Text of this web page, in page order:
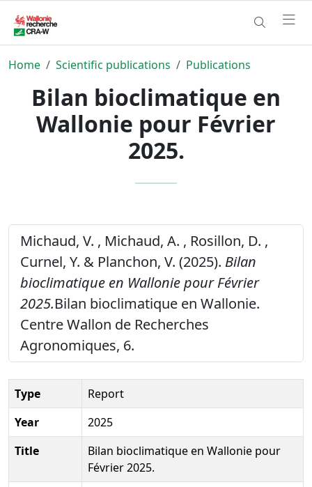
Home Scientific publications Publications
Bilan bioclimatique en
Wallonie pour Février
2025.
Michaud, V. , Michaud, A. , Rosillon, D. ,
Curnel, Y. & Planchon, V. (2025). Bilan
bioclimatique en Wallonie pour Février
2025.Bilan bioclimatique en Wallonie.
Centre Wallon de Recherches
Agronomiques, 6.
Type
Report
Year
2025
Title
Bilan bioclimatique en Wallonie pour
Février 2025.